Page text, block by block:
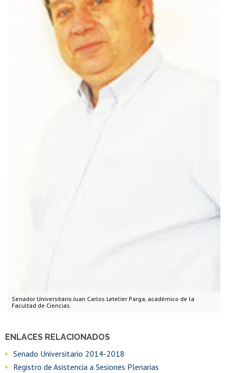
Senador Universitario Juan Carlos Letelier Parga, académico de la
Facultad de Ciencias.
ENLACES RELACIONADOS
Senado Universitario 2014-2018
Registro de Asistencia a Sesiones Plenarias